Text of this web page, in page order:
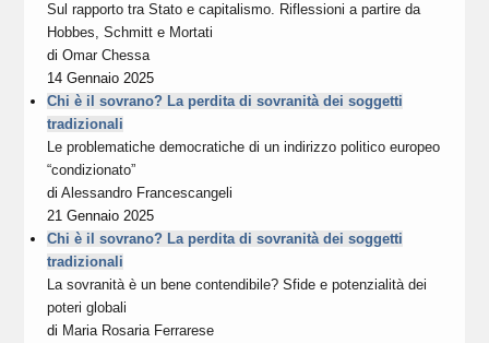
Sul rapporto tra Stato e capitalismo. Riflessioni a partire da
Hobbes, Schmitt e Mortati
diOmar Chessa
14 Gennaio 2025
Chi è il sovrano? La perdita di sovranità dei soggetti
tradizionali
Le problematiche democratiche di un indirizzo politico europeo
“condizionato”
diAlessandro Francescangeli
21 Gennaio 2025
Chi è il sovrano? La perdita di sovranità dei soggetti
tradizionali
La sovranità è un bene contendibile? Sfide e potenzialità dei
poteri globali
di Maria Rosaria Ferrarese